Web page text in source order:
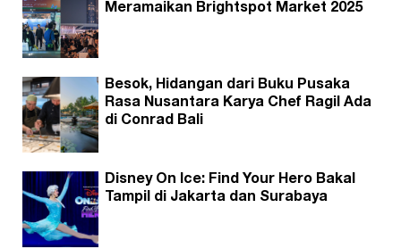
Meramaikan Brightspot Market 2025
Besok, Hidangan dari Buku Pusaka
Rasa Nusantara Karya Chef Ragil Ada
di Conrad Bali
Disney On Ice: Find Your Hero Bakal
Tampil di Jakarta dan Surabaya